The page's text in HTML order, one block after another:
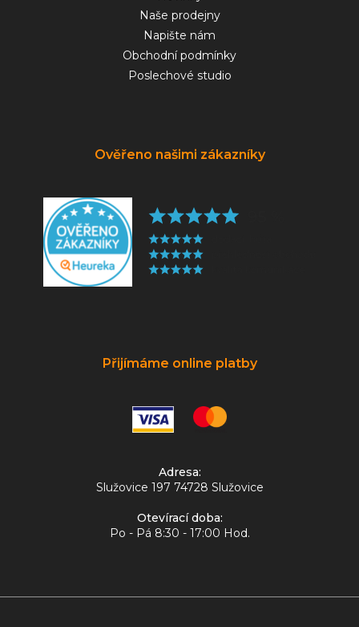
Naše prodejny
Napište nám
Obchodní podmínky
Poslechové studio
Ověřeno našimi zákazníky
Přijímáme online platby
Adresa:
Služovice 197 74728 Služovice
Otevírací doba:
Po - Pá 8:30 - 17:00 Hod.